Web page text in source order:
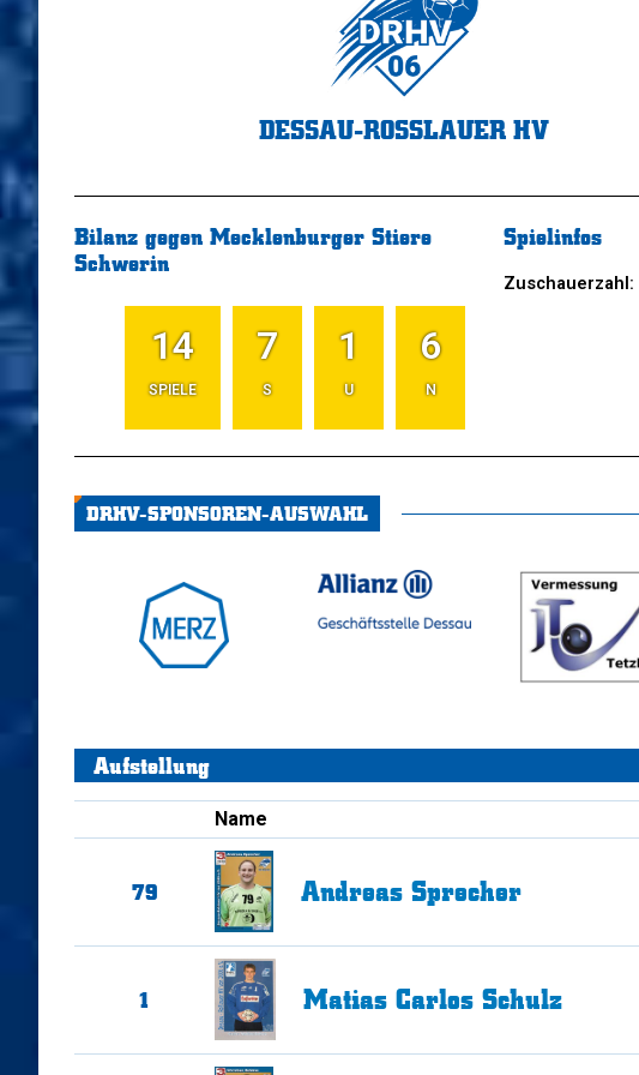
DESSAU-ROSSLAUER HV
Bilanz gegen Mecklenburger Stiere
Schwerin
14
SPIELE
7
S
1
U
6
N
Spielinfos
Zuschauerzahl:
DRHV-SPONSOREN-AUSWAHL
Aufstellung
Name
79 Andreas Sprecher
1 Matias Carlos Schulz